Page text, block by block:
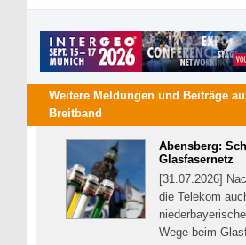
Weitere Meldungen und Beiträge
Breitband
Abensberg:
Glasfasernetz
[31.07.2026]
die Telekom
Wege beim